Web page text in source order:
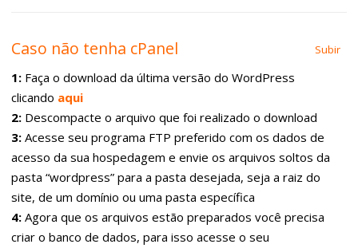
Caso não tenha cPanel Subir
1: Faça o download da última versão do WordPress
clicando aqui
2: Descompacte o arquivo que foi realizado o download
3: Acesse seu programa FTP preferido com os dados de
acesso da sua hospedagem e envie os arquivos soltos da
pasta “wordpress” para a pasta desejada, seja a raiz do
site, de um domínio ou uma pasta específica
4: Agora que os arquivos estão preparados você precisa
criar o banco de dados, para isso acesse o seu